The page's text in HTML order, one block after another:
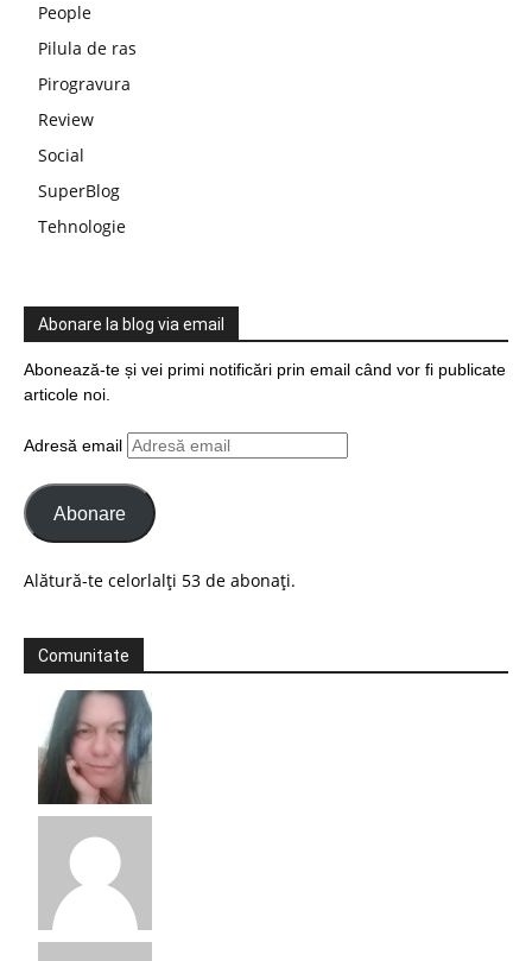
People
Pilula de ras
Pirogravura
Review
Social
SuperBlog
Tehnologie
Abonare la blog via email
Abonează-te și vei primi notificări prin email când vor fi publicate
articole noi.
Adresă email
Abonare
Alătură-te celorlalți 53 de abonați.
Comunitate